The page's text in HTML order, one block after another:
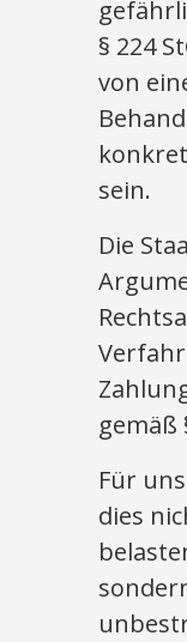
§ 224
von
sein.
Die
gemäß
Für
dies